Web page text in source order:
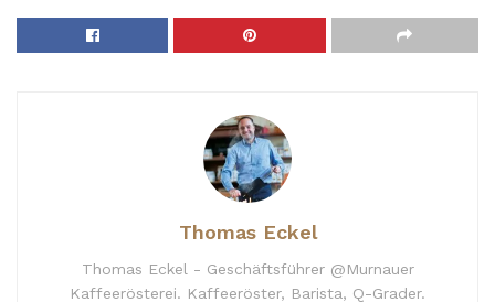
Thomas Eckel
Thomas Eckel - Geschäftsführer @Murnauer
Kaffeerösterei. Kaffeeröster, Barista, Q-Grader.